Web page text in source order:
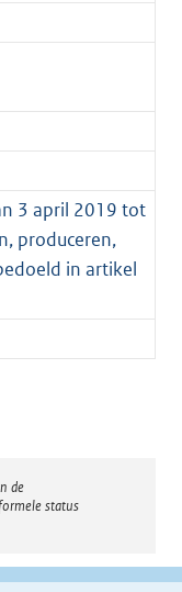
3 april 2019 tot
produceren,
in artikel
de
status